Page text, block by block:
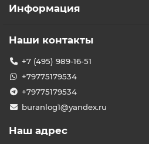
Информация
Наши контакты
+7 (495) 989-16-51
+79775179534
+79775179534
buranlog1@yandex.ru
Наш адрес